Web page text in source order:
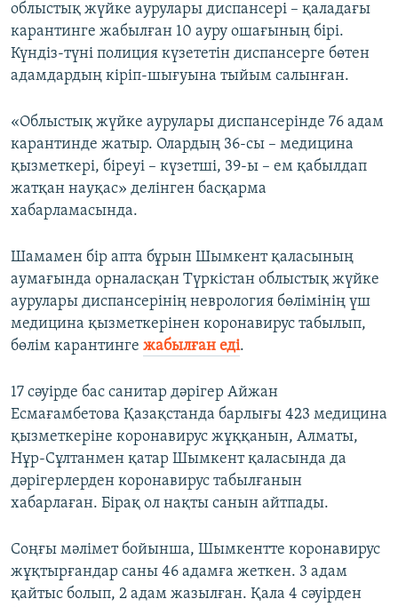
облыстық жүйке аурулары диспансері – қаладағы
карантинге жабылған 10 ауру ошағының бірі.
Күндіз-түні полиция күзететін диспансерге бөтен
адамдардың кіріп-шығуына тыйым салынған.
«Облыстық жүйке аурулары диспансерінде 76 адам
карантинде жатыр. Олардың 36-сы – медицина
қызметкері, біреуі – күзетші, 39-ы – ем қабылдап
жатқан науқас» делінген басқарма
хабарламасында.
Шамамен бір апта бұрын Шымкент қаласының
аумағында орналасқан Түркістан облыстық жүйке
аурулары диспансерінің неврология бөлімінің үш
медицина қызметкерінен коронавирус табылып,
бөлім карантинге жабылған еді.
17 сәуірде бас санитар дәрігер Айжан
Есмағамбетова Қазақстанда барлығы 423 медицина
қызметкеріне коронавирус жұққанын, Алматы,
Нұр-Сұлтанмен қатар Шымкент қаласында да
дәрігерлерден коронавирус табылғанын
хабарлаған. Бірақ ол нақты санын айтпады.
Соңғы мәлімет бойынша, Шымкентте коронавирус
жұқтырғандар саны 46 адамға жеткен. 3 адам
қайтыс болып, 2 адам жазылған. Қала 4 сәуірден